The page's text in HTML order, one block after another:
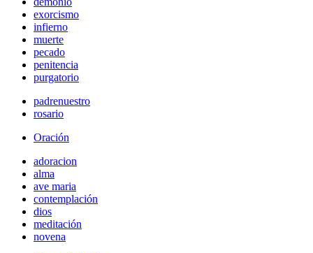
exorcismo
infierno
muerte
pecado
penitencia
purgatorio
padrenuestro
rosario
Oración
adoracion
alma
ave maria
contemplación
dios
meditación
novena